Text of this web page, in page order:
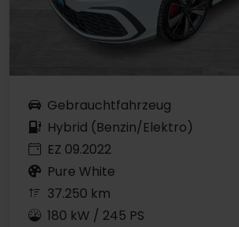
Gebrauchtfahrzeug
Hybrid (Benzin/Elektro)
EZ 09.2022
Pure White
37.250 km
180 kW / 245 PS